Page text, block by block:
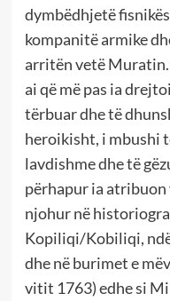
dymbëdhjetë
kompanitë armike
arritën vetë Muratin.
ai që më pas ia
tërbuar dhe të
heroikisht, i mbushi
lavdishme dhe të
përhapur ia
njohur në
Kopiliqi/Kobiliqi,
dhe në burimet e
vitit 1763) edhe si